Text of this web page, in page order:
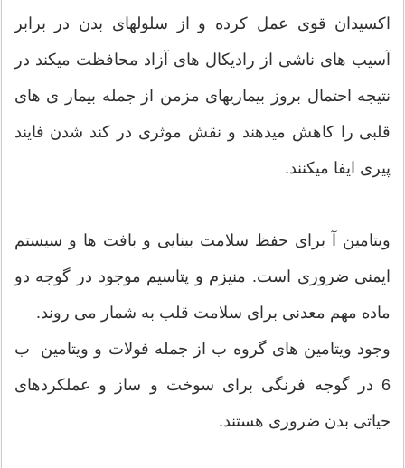
اکسیدان قوی عمل کرده و از سلولهای بدن در برابر
آسیب های ناشی از رادیکال های آزاد محافظت میکند در
نتیجه احتمال بروز بیماریهای مزمن از جمله بیمار ی های
قلبی را کاهش میدهند و نقش موثری در کند شدن فایند
پیری ایفا میکنند.
ویتامین آ برای حفظ سلامت بینایی و بافت ها و سیستم
ایمنی ضروری است. منیزم و پتاسیم موجود در گوجه دو
ماده مهم معدنی برای سلامت قلب به شمار می روند.
وجود ویتامین های گروه ب از جمله فولات و ویتامین ب
6 در گوجه فرنگی برای سوخت و ساز و عملکردهای
حیاتی بدن ضروری هستند.